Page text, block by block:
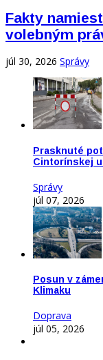
Fakty
volebným
júl 30, 2026 Správy
Prasknuté
Cintorínskej
Správy
júl 07, 2026
Posun v
Klimaku
Doprava
júl 05, 2026